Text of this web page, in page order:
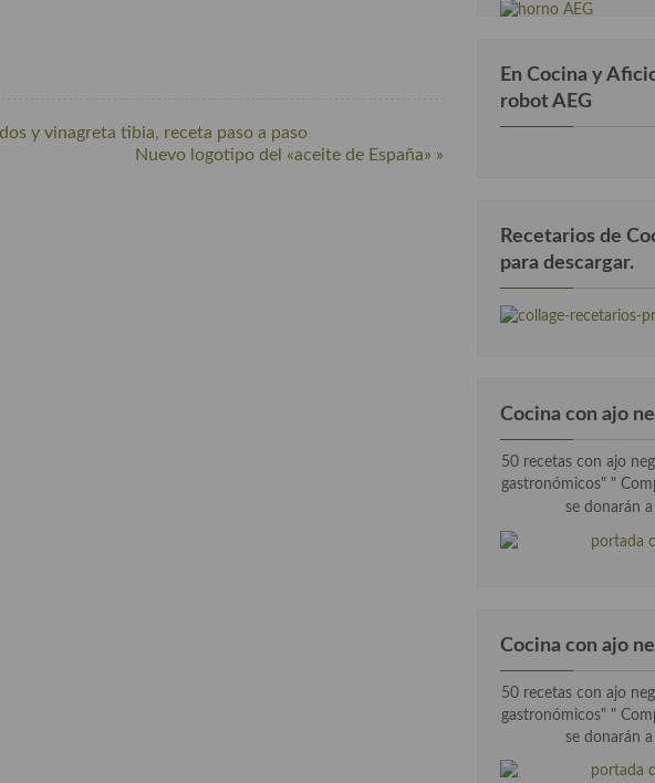
y vinagreta tibia, receta paso a paso
Nuevo logotipo del «aceite de España» »
En Cocina y
robot AEG
Recetarios de
para descargar.
Cocina con ajo
50 recetas con ajo
gastronómicos" "
se donarán a
Cocina con ajo
50 recetas con ajo
gastronómicos" "
se donarán a